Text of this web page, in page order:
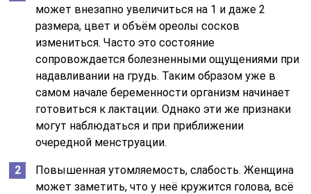
может внезапно увеличиться на 1 и даже 2
размера, цвет и объём ореолы сосков
измениться. Часто это состояние
сопровождается болезненными ощущениями при
надавливании на грудь. Таким образом уже в
самом начале беременности организм начинает
готовиться к лактации. Однако эти же признаки
могут наблюдаться и при приближении
очередной менструации.
Повышенная утомляемость, слабость. Женщина
может заметить, что у неё кружится голова, всё